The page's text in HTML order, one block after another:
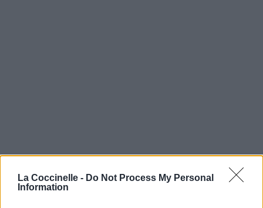
La Coccinelle - Do Not Process My Personal
Information